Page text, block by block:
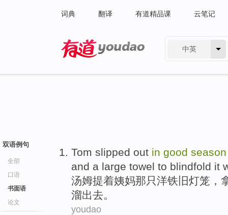
词典 翻译 有道精品课 云笔记
中英
双语例句
全部
口语
书面语
论文
Tom slipped out in good season
and a large towel to blindfold it
汤姆提着姨妈那只洋铁 旧灯笼 ，
溜出去。
youdao